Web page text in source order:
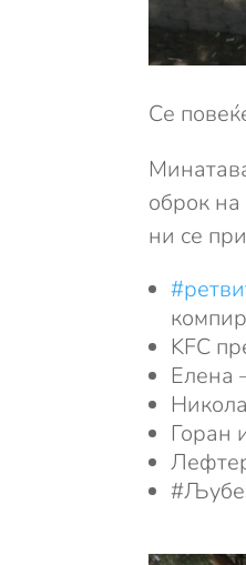
Се
оброк
ни се
KFC
Елена
Горан